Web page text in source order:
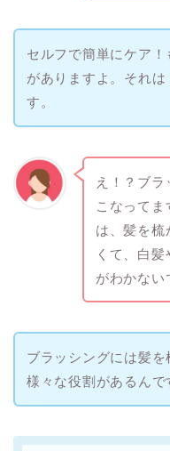
セルフで簡単にケア！
がありますよ。それは
す。
え！？ブ
こなってま
は、髪を梳
くて、白
がわかない
ブラッシングには髪を
様々な役割があるんで